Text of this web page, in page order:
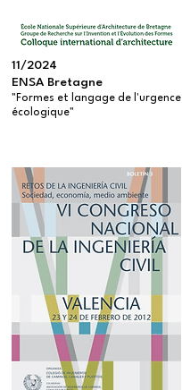
11/2024
ENSA Bretagne
"Formes et langage de l'urgence
écologique"